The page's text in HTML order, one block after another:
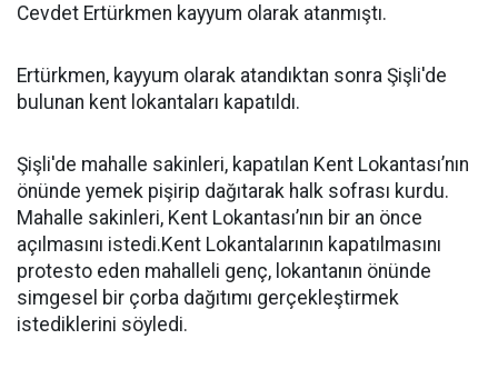
Cevdet Ertürkmen kayyum olarak atanmıştı.
Ertürkmen, kayyum olarak atandıktan sonra Şişli'de
bulunan kent lokantaları kapatıldı.
Şişli'de mahalle sakinleri, kapatılan Kent Lokantası’nın
önünde yemek pişirip dağıtarak halk sofrası kurdu.
Mahalle sakinleri, Kent Lokantası’nın bir an önce
açılmasını istedi.Kent Lokantalarının kapatılmasını
protesto eden mahalleli genç, lokantanın önünde
simgesel bir çorba dağıtımı gerçekleştirmek
istediklerini söyledi.